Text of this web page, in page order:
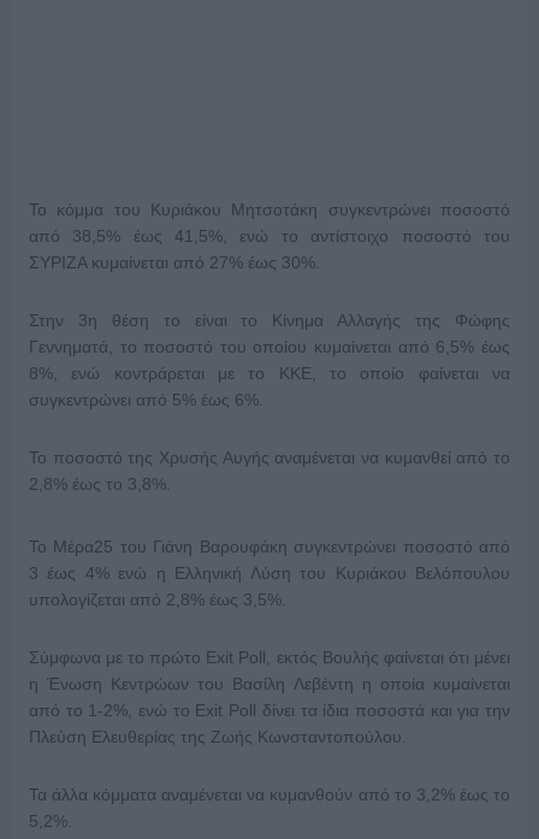
Το κόμμα του Κυριάκου Μητσοτάκη συγκεντρώνει ποσοστό
από 38,5% έως 41,5%, ενώ το αντίστοιχο ποσοστό του
ΣΥΡΙΖΑ κυμαίνεται από 27% έως 30%.
Στην 3η θέση το είναι το Κίνημα Αλλαγής της Φώφης
Γεννηματά, το ποσοστό του οποίου κυμαίνεται από 6,5% έως
8%, ενώ κοντράρεται με το ΚΚΕ, το οποίο φαίνεται να
συγκεντρώνει από 5% έως 6%.
Το ποσοστό της Χρυσής Αυγής αναμένεται να κυμανθεί από το
2,8% έως το 3,8%.
Το Μέρα25 του Γιάνη Βαρουφάκη συγκεντρώνει ποσοστό από
3 έως 4% ενώ η Ελληνική Λύση του Κυριάκου Βελόπουλου
υπολογίζεται από 2,8% έως 3,5%.
Σύμφωνα με το πρώτο Exit Poll, εκτός Βουλής φαίνεται ότι μένει
η Ένωση Κεντρώων του Βασίλη Λεβέντη η οποία κυμαίνεται
από το 1-2%, ενώ το Exit Poll δίνει τα ίδια ποσοστά και για την
Πλεύση Ελευθερίας της Ζωής Κωνσταντοπούλου.
Τα άλλα κόμματα αναμένεται να κυμανθούν από το 3,2% έως το
5,2%.